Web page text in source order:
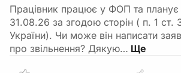
Працівник працює у ФОП та планує
31.08.26 за згодою сторін ( п. 1 ст.
України). Чи може він написати
про звільнення? Дякую…